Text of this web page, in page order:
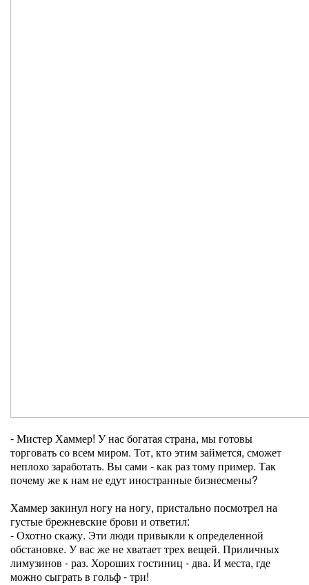
- Мистер Хаммер! У нас богатая страна, мы готовы
торговать со всем миром. Тот, кто этим займется, сможет
неплохо заработать. Вы сами - как раз тому пример. Так
почему же к нам не едут иностранные бизнесмены?
Хаммер закинул ногу на ногу, пристально посмотрел на
густые брежневские брови и ответил:
- Охотно скажу. Эти люди привыкли к определенной
обстановке. У вас же не хватает трех вещей. Приличных
лимузинов - раз. Хороших гостиниц - два. И места, где
можно сыграть в гольф - три!